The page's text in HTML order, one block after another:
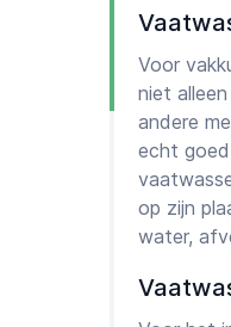
Voor
niet
andere
echt
op zijn
water,